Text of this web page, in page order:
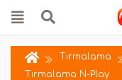
Tırmalama
Tırmalama N-Play